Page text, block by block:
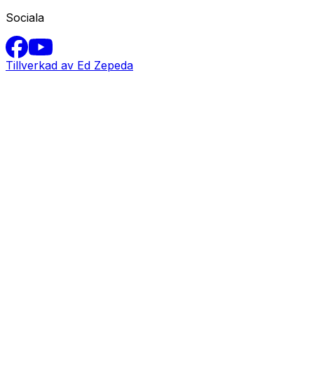
Sociala
Tillverkad av Ed Zepeda